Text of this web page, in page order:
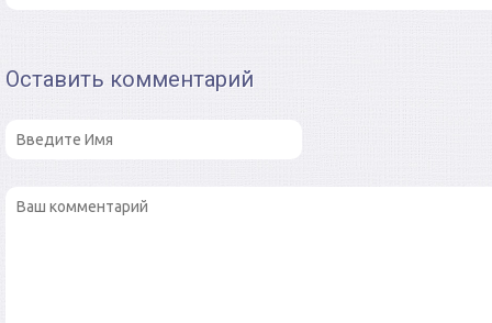
Оставить комментарий